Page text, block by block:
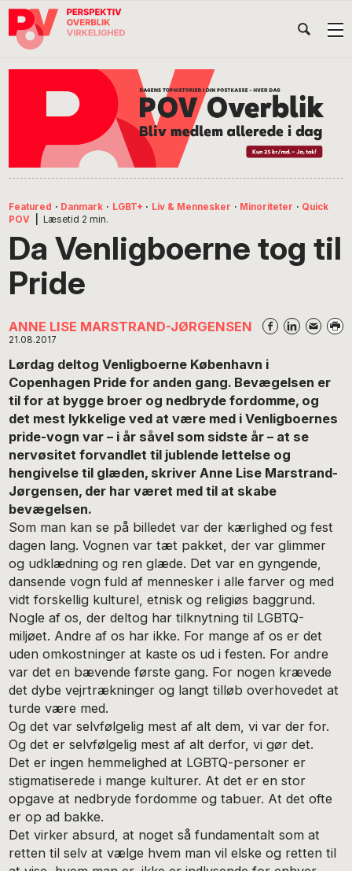
Gå
direkte
Skip
indhold
Gå
direkte
Featured · Danmark · LGBT+ · Liv & Mennesker · Minoriteter · Quick
POV
Læsetid 2 min.
Da Venligboerne tog til
Pride
ANNE LISE MARSTRAND-JØRGENSEN
21.08.2017
Lørdag deltog Venligboerne København i
Copenhagen Pride for anden gang. Bevægelsen er
til for at bygge broer og nedbryde fordomme, og
det mest lykkelige ved at være med i Venligboernes
pride-vogn var – i år såvel som sidste år – at se
nervøsitet forvandlet til jublende lettelse og
hengivelse til glæden, skriver Anne Lise Marstrand-
Jørgensen, der har været med til at skabe
bevægelsen.
Som man kan se på billedet var der kærlighed og fest
dagen lang. Vognen var tæt pakket, der var glimmer
og udklædning og ren glæde. Det var en gyngende,
dansende vogn fuld af mennesker i alle farver og med
vidt forskellig kulturel, etnisk og religiøs baggrund.
Nogle af os, der deltog har tilknytning til LGBTQ-
miljøet. Andre af os har ikke. For mange af os er det
uden omkostninger at kaste os ud i festen. For andre
var det en bævende første gang. For nogen krævede
det dybe vejrtrækninger og langt tilløb overhovedet at
turde være med.
Og det var selvfølgelig mest af alt dem, vi var der for.
Og det er selvfølgelig mest af alt derfor, vi gør det.
Det er ingen hemmelighed at LGBTQ-personer er
stigmatiserede i mange kulturer. At det er en stor
opgave at nedbryde fordomme og tabuer. At det ofte
er op ad bakke.
Det virker absurd, at noget så fundamentalt som at
retten til selv at vælge hvem man vil elske og retten til